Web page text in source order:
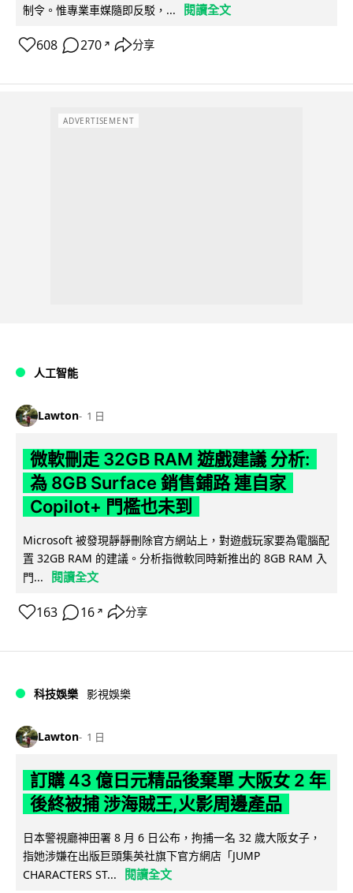
制令。惟專業車媒隨即反駁，...
閱讀全文
608 270 ↗ 分享
ADVERTISEMENT
人工智能
Lawton 1 日
微軟刪走 32GB RAM 遊戲建議 分析:
為 8GB Surface 銷售鋪路 連自家
Copilot+ 門檻也未到
Microsoft 被發現靜靜刪除官方網站上，對遊戲玩家要為電腦配
置 32GB RAM 的建議。分析指微軟同時新推出的 8GB RAM 入
門...
閱讀全文
163 16 ↗ 分享
科技娛樂 影視娛樂
Lawton 1 日
訂購 43 億日元精品後棄單 大阪女 2 年
後終被捕 涉海賊王,火影周邊產品
日本警視廳神田署 8 月 6 日公布，拘捕一名 32 歲大阪女子，
指她涉嫌在出版巨頭集英社旗下官方網店「JUMP
CHARACTERS ST...
閱讀全文